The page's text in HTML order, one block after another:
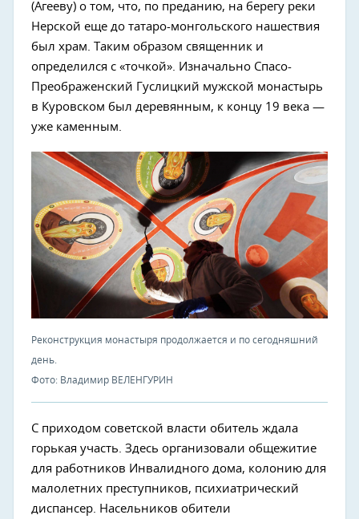
(Агееву) о том, что, по преданию, на берегу реки
Нерской еще до татаро-монгольского нашествия
был храм. Таким образом священник и
определился с «точкой». Изначально Спасо-
Преображенский Гуслицкий мужской монастырь
в Куровском был деревянным, к концу 19 века —
уже каменным.
Реконструкция монастыря продолжается и по сегодняшний
день.
Фото: Владимир ВЕЛЕНГУРИН
С приходом советской власти обитель ждала
горькая участь. Здесь организовали общежитие
для работников Инвалидного дома, колонию для
малолетних преступников, психиатрический
диспансер. Насельников обители